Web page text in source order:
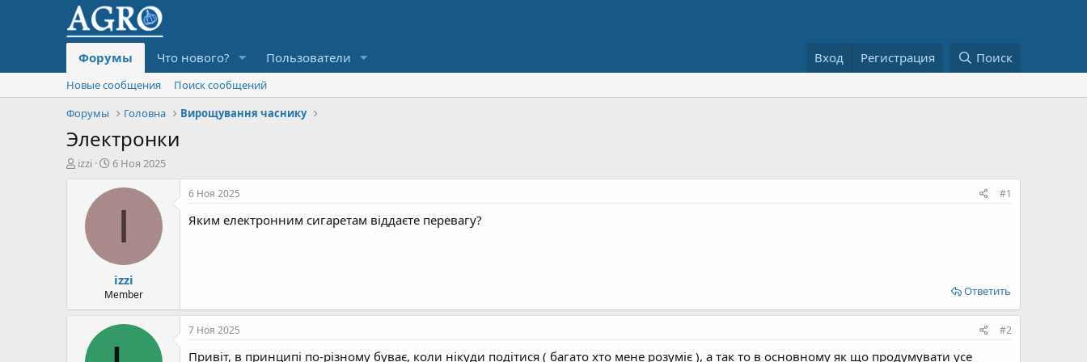
Форумы Что нового? Пользователи Вход Регистрация Поиск
Новые сообщения
Поиск сообщений
Форумы
Головна Вирощування часнику
Электронки
А
izzi
Д
т
а
л
а
6 Ноя 2025
I
izzi
Member
6 Ноя 2025 #1
Яким електронним сигаретам віддаєте перевагу?
Ответить
7 Ноя 2025 #2
Привіт, в принципі по-різному буває, коли нікуди подітися ( багато хто мене розуміє ), а так то в основному як що продумувати усе